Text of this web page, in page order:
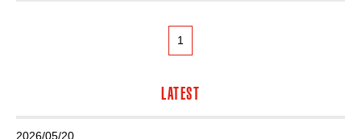
1
LATEST
2026/05/20